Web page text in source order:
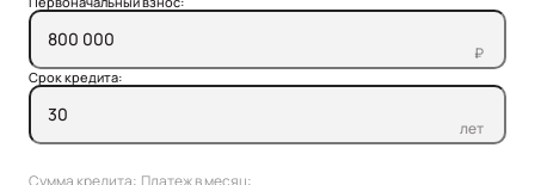
₽
Срок кредита:
лет